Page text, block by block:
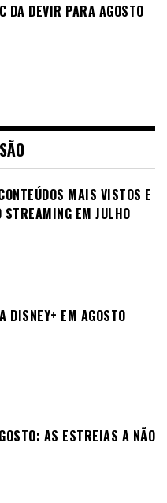
DA DEVIR PARA AGOSTO
MAIS VISTOS E
STREAMING EM JULHO
DISNEY+ EM AGOSTO
AS ESTREIAS A NÃO